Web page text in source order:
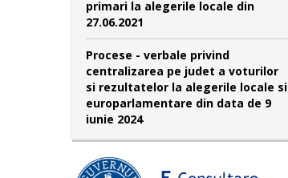
primari la alegerile locale din
27.06.2021
Procese - verbale privind
centralizarea pe judet a voturilor
si rezultatelor la alegerile locale si
europarlamentare din data de 9
iunie 2024